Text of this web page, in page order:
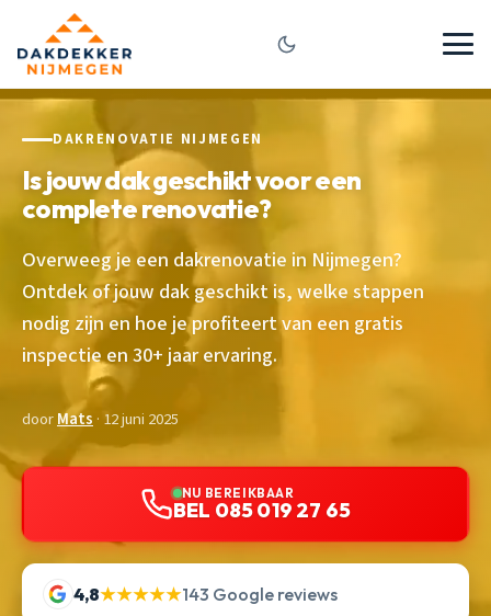
DAKRENOVATIE NIJMEGEN
Is jouw dak geschikt voor een
complete renovatie?
Overweeg je een dakrenovatie in Nijmegen?
Ontdek of jouw dak geschikt is, welke stappen
nodig zijn en hoe je profiteert van een gratis
inspectie en 30+ jaar ervaring.
doorMats · 12 juni 2025
NU BEREIKBAAR
BEL 085 019 27 65
4,8★★★★★143 Google reviews